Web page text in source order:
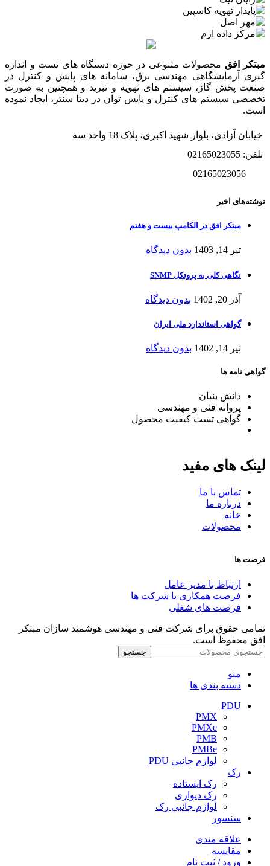
مبتکر افق محصولات متنوعی در حوزه دستگاه های تست و اندازه
گیری آزمایشگاهی مهندسی برق، سامانه های پایش و کنترل در
صنعت پخش گاز، سیستم های تهویه و تبرید و همچنین به صورت
تخصصی سیستم های کنترل و پایش توان در دیتا سنتر، ایجاد نموده
است.
خیابان آزادی، بلوار شهید اکبری، پلاک 18 واحد سه
تلفن: 02165023055
نوشته‌های اخیر
مبتکر افق در الکامپ بیست و هفتم
تیر 14, 1403 بدون دیدگاه
نگاهی کلی به پروتکل SNMP
آذر 20, 1402 بدون دیدگاه
گواهی استاندارد ملی ایران
تیر 14, 1402 بدون دیدگاه
گواهی نامه ها
دانش بنیان
پروانه فنی و مهندسی
گواهی تست کیفیت محصول
لینک های مفید
تماس با ما
درباره ما
خانه
محصولات
فرصت ها
ارتباط با مدیر عامل
فرصت همکاری با شرکت ها
فرصت های شغلی
تمامی حقوق برای شرکت فنی و مهندسی هوشمند سازان مبتکر
افق محفوظ است.
جستجو
منو
دسته بندی ها
PDU
PMX
PMXe
PMB
PMBe
لوازم جانبی PDU
رک
رک ایستاده
رک دیواری
لوازم جانبی رک
سنسور
علاقه مندی
مقایسه
ورود / ثبت نام